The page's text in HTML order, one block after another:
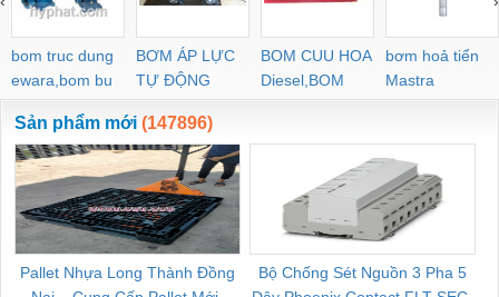
bom truc dung
ewara,bom bu
ewara
BƠM ÁP LỰC
TỰ ĐỘNG
BOM CUU HOA
Diesel,BOM
CHUA CHAY
bơm hoả tiển
Mastra
Sản phẩm mới (147896)
Pallet Nhựa Long Thành Đồng
Bộ Chống Sét Nguồn 3 Pha 5